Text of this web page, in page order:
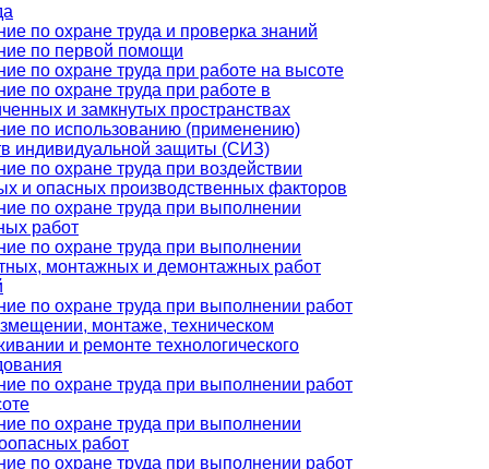
по охране труда и проверка знаний
по первой помощи
по охране труда при работе на высоте
по охране труда при работе в
и замкнутых пространствах
по использованию (применению)
индивидуальной защиты (СИЗ)
по охране труда при воздействии
и опасных производственных факторов
по охране труда при выполнении
работ
по охране труда при выполнении
монтажных и демонтажных работ
по охране труда при выполнении работ
монтаже, техническом
и ремонте технологического
по охране труда при выполнении работ
по охране труда при выполнении
работ
по охране труда при выполнении работ